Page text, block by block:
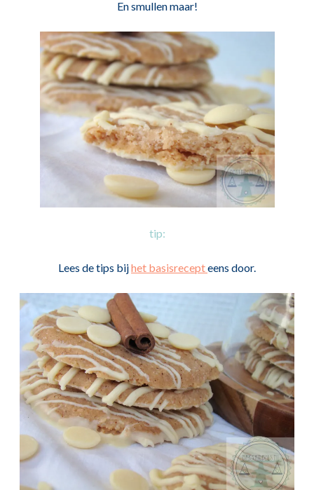
En smullen maar!
tip:
Lees de tips bijhet basisrecepteens door.